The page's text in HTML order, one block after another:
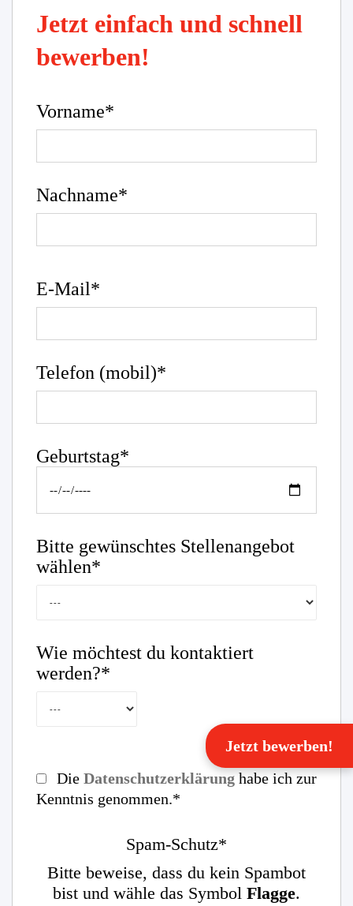
Jetzt einfach und schnell
bewerben!
Vorname*
Nachname*
E-Mail*
Telefon (mobil)*
Geburtstag*
Bitte gewünschtes Stellenangebot
wählen*
Wie möchtest du kontaktiert
werden?*
Die Datenschutzerklärunghabe ich zur
Kenntnis genommen.*
Spam-Schutz*
Bitte beweise, dass du kein Spambot
bist und wähle das Symbol Flagge.
Jetzt bewerben!